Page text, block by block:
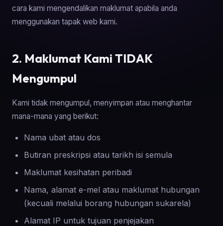
cara kami mengendalikan maklumat apabila anda
menggunakan tapak web kami.
2. Maklumat Kami TIDAK
Mengumpul
Kami tidak mengumpul, menyimpan atau menghantar
mana-mana yang berikut:
Nama ubat atau dos
Butiran preskripsi atau tarikh isi semula
Maklumat kesihatan peribadi
Nama, alamat e-mel atau maklumat hubungan
(kecuali melalui borang hubungan sukarela)
Alamat IP untuk tujuan penjejakan